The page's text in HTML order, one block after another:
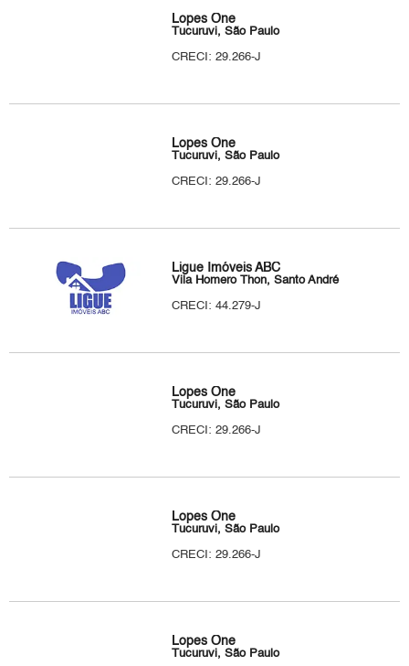
Lopes One
Tucuruvi, São Paulo
CRECI: 29.266-J
Lopes One
Tucuruvi, São Paulo
CRECI: 29.266-J
Ligue Imóveis ABC
Vila Homero Thon, Santo André
CRECI: 44.279-J
Lopes One
Tucuruvi, São Paulo
CRECI: 29.266-J
Lopes One
Tucuruvi, São Paulo
CRECI: 29.266-J
Lopes One
Tucuruvi, São Paulo